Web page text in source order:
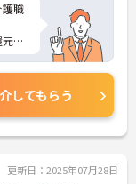
護職
さ
すい
の
してもらう
更新日：2025年07月28日